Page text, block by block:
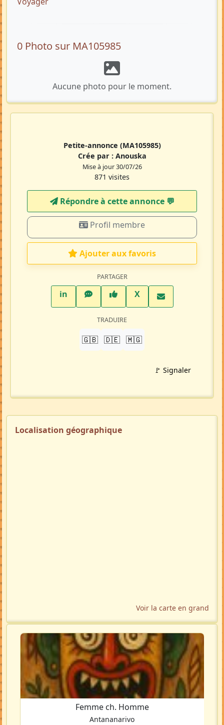
0 Photo sur MA105985
Aucune photo pour le moment.
Petite-annonce (MA105985)
Crée par : Anouska
Mise à jour 30/07/26
871 visites
Répondre à cette annonce 💬​
Profil membre
Ajouter aux favoris
PARTAGER
inLinkedInWhatsAppFacebook
XTwitter X
TRADUIRE
🇬🇧 🇩🇪 🇲🇬
🚩 Signaler
Localisation géographique
Voir la carte en grand
Femme ch. Homme
Antananarivo